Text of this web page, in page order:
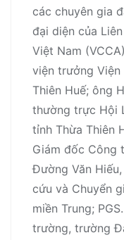
các chuyên gia
đại diện của
Việt Nam
viện trưởng
Thiên Huế; ông
thường trực Hội
tỉnh Thừa Thiên
Giám đốc Công
Đường Văn
cứu và Chuyển
miền Trung;
trường, trường